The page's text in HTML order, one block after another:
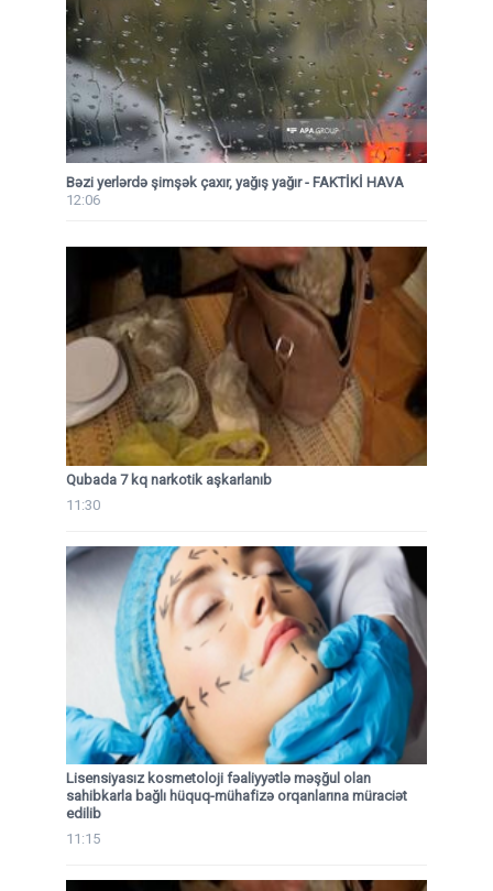
Bəzi yerlərdə şimşək çaxır, yağış yağır - FAKTİKİ HAVA
12:06
Qubada 7 kq narkotik aşkarlanıb
11:30
Lisensiyasız kosmetoloji fəaliyyətlə məşğul olan
sahibkarla bağlı hüquq-mühafizə orqanlarına müraciət
edilib
11:15